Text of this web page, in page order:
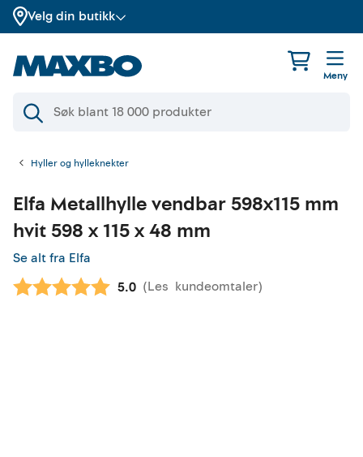
Velg din butikk
Meny
Hyller og hylleknekter
Elfa Metallhylle vendbar 598x115 mm
hvit 598 x 115 x 48 mm
Se alt fra Elfa
Gjennomsnittskarakter:
5.0 (Les kundeomtaler)